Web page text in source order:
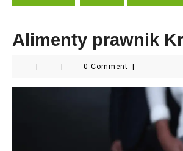
Alimenty prawnik
0 Comment